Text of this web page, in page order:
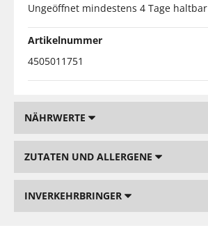
Ungeöffnet mindestens 4 Tage haltbar
Artikelnummer
4505011751
NÄHRWERTE
ZUTATEN UND ALLERGENE
INVERKEHRBRINGER